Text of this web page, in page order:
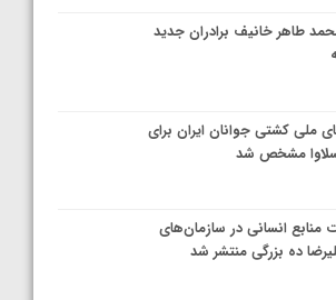
طاهر خانیف برادران جدید
ملی کشتی جوانان ایران برای
مشخص شد
منابع انسانی در سازمان‌های
ده بزرگی منتشر شد